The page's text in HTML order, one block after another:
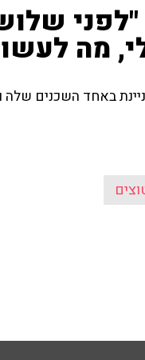
מה
באחד השכנים